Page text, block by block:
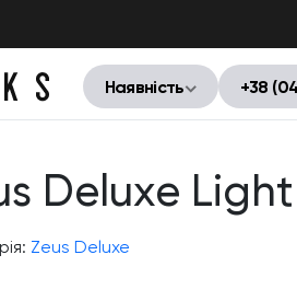
Наявність +38
Deluxe
Zeus Deluxe